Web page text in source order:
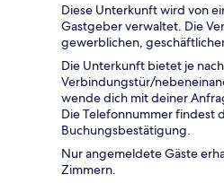
Diese Unterkunft wird von
Gastgeber verwaltet. Die
gewerblichen,
Die Unterkunft bietet je
Verbindungstür/
wende dich mit deiner
Die Telefonnummer findest
Buchungsbestätigung.
Nur angemeldete Gäste
Zimmern.